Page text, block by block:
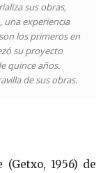
sus obras,
una experiencia
los primeros en
su proyecto
quince años.
de sus obras.
1956) de